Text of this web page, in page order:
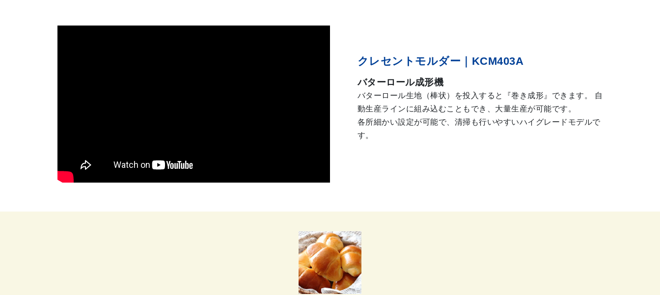
クレセントモルダー｜KCM403A
バターロール成形機
バターロール生地（棒状）を投入すると『巻き成形』できます。 自
動生産ラインに組み込むこともでき、大量生産が可能です。
各所細かい設定が可能で、清掃も行いやすいハイグレードモデルで
す。